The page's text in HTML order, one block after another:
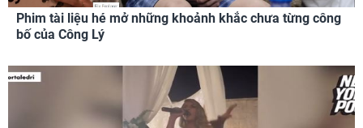
Phim tài liệu hé mở những khoảnh khắc chưa từng công
bố của Công Lý